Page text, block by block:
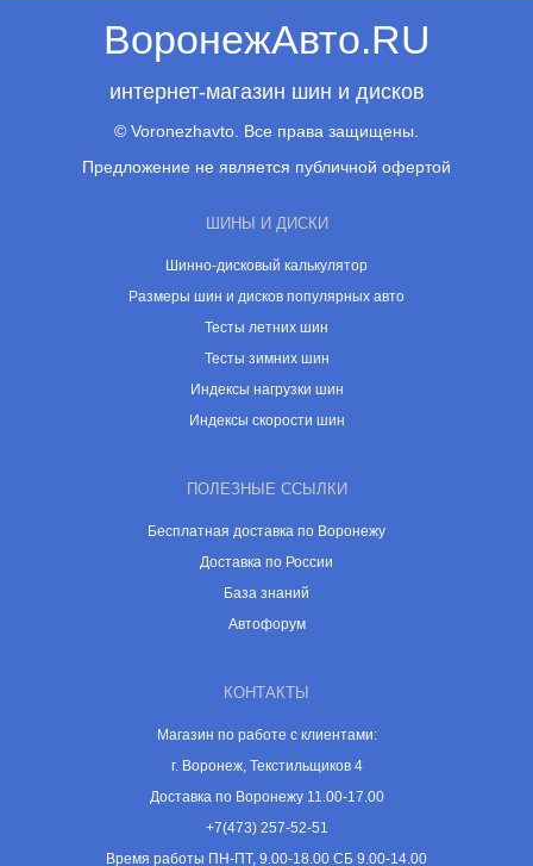
ВоронежАвто.RU
интернет-магазин шин и дисков
© Voronezhavto. Все права защищены.
Предложение не является публичной офертой
ШИНЫ И ДИСКИ
Шинно-дисковый калькулятор
Размеры шин и дисков популярных авто
Тесты летних шин
Тесты зимних шин
Индексы нагрузки шин
Индексы скорости шин
ПОЛЕЗНЫЕ ССЫЛКИ
Бесплатная доставка по Воронежу
Доставка по России
База знаний
Автофорум
КОНТАКТЫ
Магазин по работе с клиентами:
г. Воронеж, Текстильщиков 4
Доставка по Воронежу 11.00-17.00
+7(473) 257-52-51
Время работы ПН-ПТ, 9.00-18.00 СБ 9.00-14.00